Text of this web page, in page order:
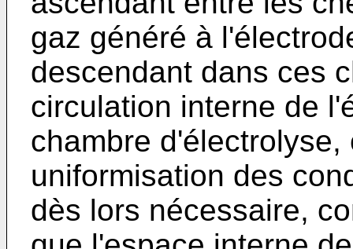
gaz généré à
descendant dans ces
circulation interne de
chambre
uniformisation des
dès lors nécessaire,